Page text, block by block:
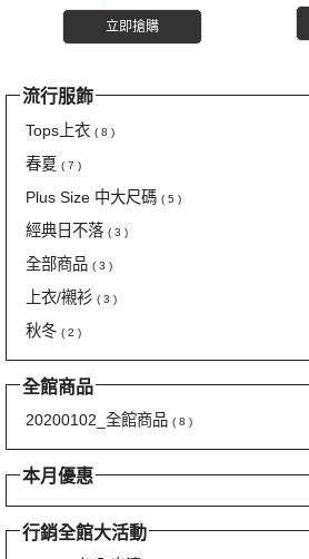
立即搶購
流行服飾
Tops上衣 ( 8 )
春夏 ( 7 )
Plus Size 中大尺碼 ( 5 )
經典日不落 ( 3 )
全部商品 ( 3 )
上衣/襯衫 ( 3 )
秋冬 ( 2 )
全館商品
20200102_全館商品 ( 8 )
本月優惠
行銷全館大活動